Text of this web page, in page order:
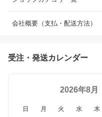
会社概要（支払・配送方法）
受注・発送カレンダー
2026年8月
日 月 火 水 木